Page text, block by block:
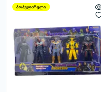
პოპულარული